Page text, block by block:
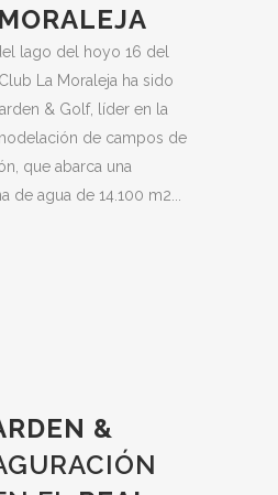
lago del hoyo 16 del
La Moraleja ha sido
& Golf, líder en la
de campos de
que abarca una
de agua de 14.100 m2...
&